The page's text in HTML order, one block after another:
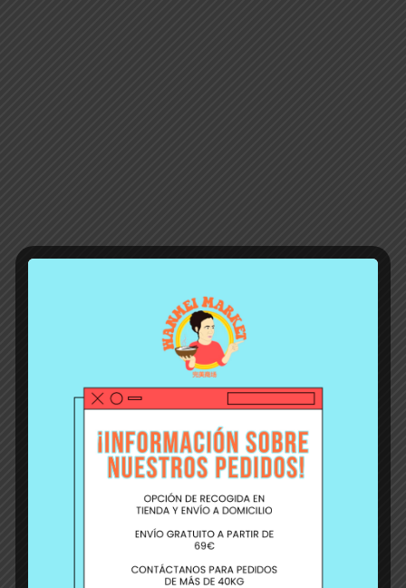
Si necesitas algún
producto en particular
(diferente sabor, tamaño